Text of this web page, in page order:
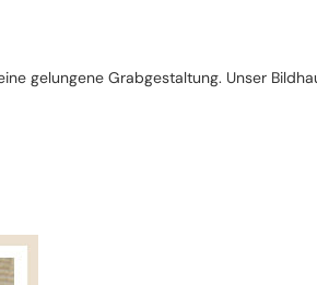
gelungene Grabgestaltung. Unser